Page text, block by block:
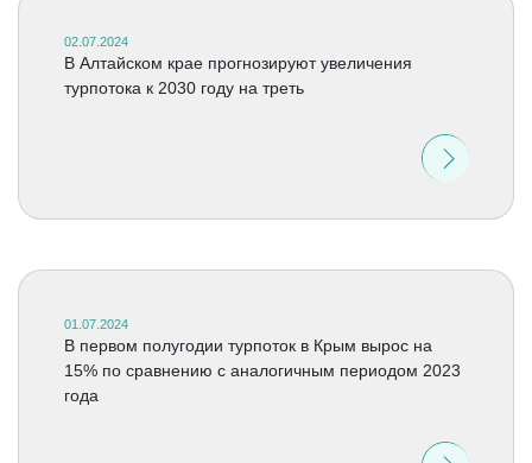
02.07.2024
В Алтайском крае прогнозируют увеличения
турпотока к 2030 году на треть
01.07.2024
В первом полугодии турпоток в Крым вырос на
15% по сравнению с аналогичным периодом 2023
года